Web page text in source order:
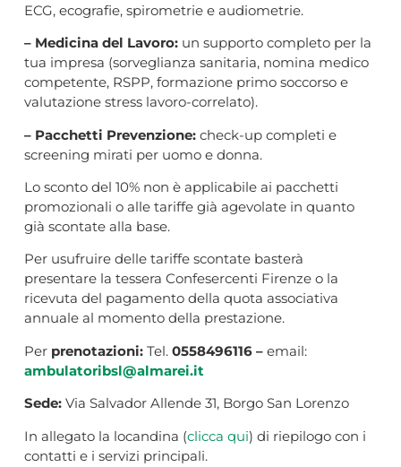
ECG, ecografie, spirometrie e audiometrie.
– Medicina del Lavoro:un supporto completo per la
tua impresa (sorveglianza sanitaria, nomina medico
competente, RSPP, formazione primo soccorso e
valutazione stress lavoro-correlato).
– Pacchetti Prevenzione:check-up completi e
screening mirati per uomo e donna.
Lo sconto del 10% non è applicabile ai pacchetti
promozionali o alle tariffe già agevolate in quanto
già scontate alla base.
Per usufruire delle tariffe scontate basterà
presentare la tessera Confesercenti Firenze o la
ricevuta del pagamento della quota associativa
annuale al momento della prestazione.
Per prenotazioni:Tel. 0558496116 – email:
ambulatoribsl@almarei.it
Sede:Via Salvador Allende 31, Borgo San Lorenzo
In allegato la locandina (clicca qui) di riepilogo con i
contatti e i servizi principali.